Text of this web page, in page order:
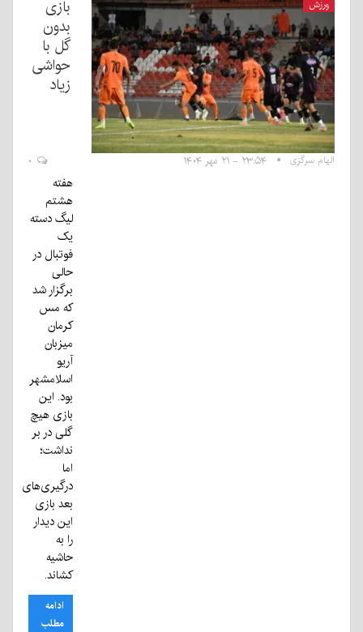
ورزش
بازی
بدون
گل با
حواشی
زیاد
الهام سرگزی ۲۳:۵۴ - ۲۱ مهر ۱۴۰۴
هفته
هشتم
لیگ دسته
یک
فوتبال در
حالی
برگزار شد
که مس
کرمان
میزبان
آریو
اسلامشهر
بود. این
بازی هیچ
گلی در بر
نداشت؛
اما
درگیری‌های
بعد بازی
این دیدار
را به
حاشیه
کشاند.
ادامه
مطلب